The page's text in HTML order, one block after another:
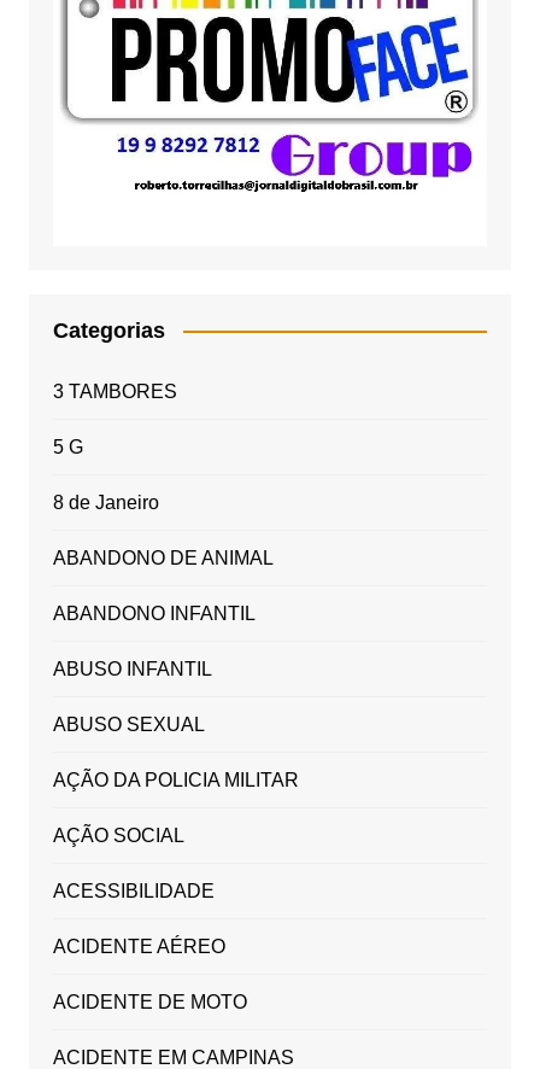
Categorias
3 TAMBORES
5 G
8 de Janeiro
ABANDONO DE ANIMAL
ABANDONO INFANTIL
ABUSO INFANTIL
ABUSO SEXUAL
AÇÃO DA POLICIA MILITAR
AÇÃO SOCIAL
ACESSIBILIDADE
ACIDENTE AÉREO
ACIDENTE DE MOTO
ACIDENTE EM CAMPINAS